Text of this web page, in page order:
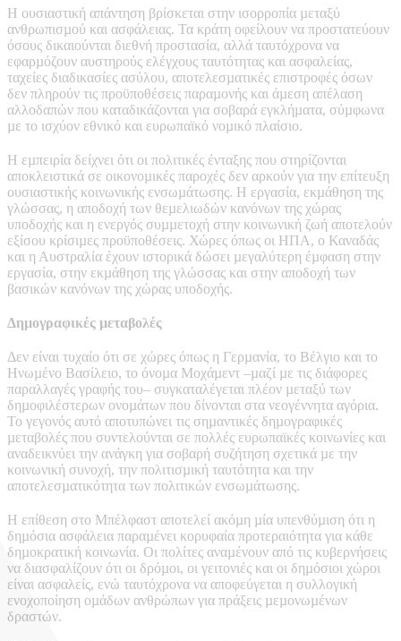
Η ουσιαστική απάντηση βρίσκεται στην ισορροπία µεταξύ
ανθρωπισµού και ασφάλειας. Τα κράτη οφείλουν να προστατεύουν
όσους δικαιούνται διεθνή προστασία, αλλά ταυτόχρονα να
εφαρµόζουν αυστηρούς ελέγχους ταυτότητας και ασφαλείας,
ταχείες διαδικασίες ασύλου, αποτελεσµατικές επιστροφές όσων
δεν πληρούν τις προϋποθέσεις παραµονής και άµεση απέλαση
αλλοδαπών που καταδικάζονται για σοβαρά εγκλήµατα, σύµφωνα
µε το ισχύον εθνικό και ευρωπαϊκό νοµικό πλαίσιο.
Η εµπειρία δείχνει ότι οι πολιτικές ένταξης που στηρίζονται
αποκλειστικά σε οικονοµικές παροχές δεν αρκούν για την επίτευξη
ουσιαστικής κοινωνικής ενσωµάτωσης. Η εργασία, εκµάθηση της
γλώσσας, η αποδοχή των θεµελιωδών κανόνων της χώρας
υποδοχής και η ενεργός συµµετοχή στην κοινωνική ζωή αποτελούν
εξίσου κρίσιµες προϋποθέσεις. Χώρες όπως οι ΗΠΑ, ο Καναδάς
και η Αυστραλία έχουν ιστορικά δώσει µεγαλύτερη έµφαση στην
εργασία, στην εκµάθηση της γλώσσας και στην αποδοχή των
βασικών κανόνων της χώρας υποδοχής.
Δηµογραφικές µεταβολές
Δεν είναι τυχαίο ότι σε χώρες όπως η Γερµανία, το Βέλγιο και το
Ηνωµένο Βασίλειο, το όνοµα Μοχάµεντ –µαζί µε τις διάφορες
παραλλαγές γραφής του– συγκαταλέγεται πλέον µεταξύ των
δηµοφιλέστερων ονοµάτων που δίνονται στα νεογέννητα αγόρια.
Το γεγονός αυτό αποτυπώνει τις σηµαντικές δηµογραφικές
µεταβολές που συντελούνται σε πολλές ευρωπαϊκές κοινωνίες και
αναδεικνύει την ανάγκη για σοβαρή συζήτηση σχετικά µε την
κοινωνική συνοχή, την πολιτισµική ταυτότητα και την
αποτελεσµατικότητα των πολιτικών ενσωµάτωσης.
Η επίθεση στο Μπέλφαστ αποτελεί ακόµη µία υπενθύµιση ότι η
δηµόσια ασφάλεια παραµένει κορυφαία προτεραιότητα για κάθε
δηµοκρατική κοινωνία. Οι πολίτες αναµένουν από τις κυβερνήσεις
να διασφαλίζουν ότι οι δρόµοι, οι γειτονιές και οι δηµόσιοι χώροι
είναι ασφαλείς, ενώ ταυτόχρονα να αποφεύγεται η συλλογική
ενοχοποίηση οµάδων ανθρώπων για πράξεις µεµονωµένων
δραστών.